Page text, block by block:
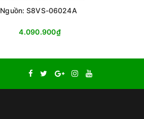
Nguồn: S8VS-06024A
4.090.900₫